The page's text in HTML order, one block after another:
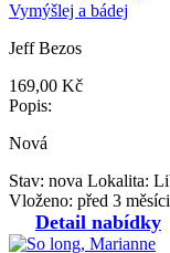
Vymýšlej a bádej
Jeff Bezos
169,00 Kč
Popis:
Nová
Stav: nova Lokalita:
Vloženo: před 3
Detail nabídky